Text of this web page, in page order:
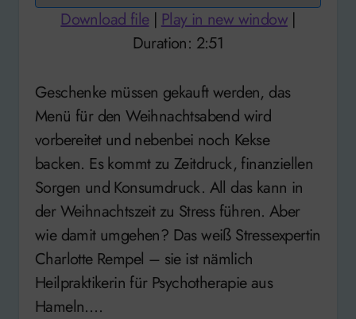
10
Seconds
Forward
Download file| Play in new window|
Duration: 2:51
Geschenke müssen gekauft werden, das
Menü für den Weihnachtsabend wird
vorbereitet und nebenbei noch Kekse
backen. Es kommt zu Zeitdruck, finanziellen
Sorgen und Konsumdruck. All das kann in
der Weihnachtszeit zu Stress führen. Aber
wie damit umgehen? Das weiß Stressexpertin
Charlotte Rempel – sie ist nämlich
Heilpraktikerin für Psychotherapie aus
Hameln….